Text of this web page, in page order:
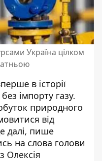
Україна цілком
в історії
імпорту газу.
природного
від
далі, пише
на слова голови
Олексія